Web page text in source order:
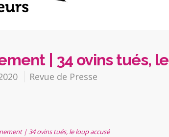
| 34 ovins tués,
Revue de Presse
| 34 ovins tués, le loup accusé